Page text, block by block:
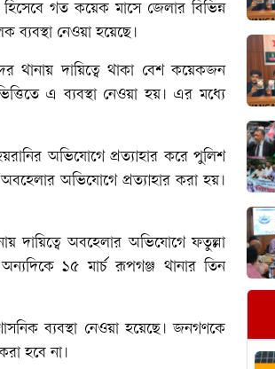
গত কয়েক মাসে জেলার বিভিন্ন
ব্যবস্থা নেওয়া হয়েছে।
থানায় দায়িত্বে থাকা বেশ কয়েকজন
এ ব্যবস্থা নেওয়া হয়। এর মধ্যে
অভিযোগে প্রত্যাহার করে পুলিশ
অভিযোগে প্রত্যাহার করা হয়।
দায়িত্বে অবহেলার অভিযোগে ফতুল্লা
১৫ মার্চ রূপগঞ্জ থানার তিন
ব্যবস্থা নেওয়া হয়েছে। জনগণকে
হবে না।